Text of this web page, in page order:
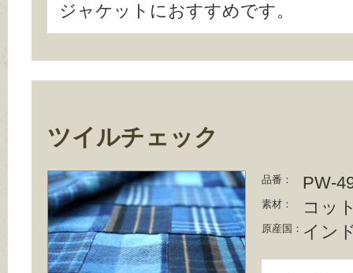
ジャケットにおすすめです。
ツイルチェック
品番： PW-
素材： コッ
原産国： イン